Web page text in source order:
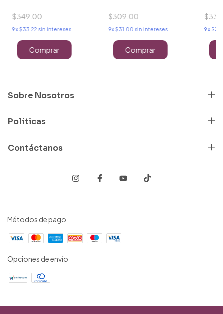
$349.00
9x$33.22 sin intereses
Comprar
$309.00
9x$31.00 sin intereses
Comprar
9x
Sobre Nosotros
Políticas
Contáctanos
Métodos de pago
Opciones de envío